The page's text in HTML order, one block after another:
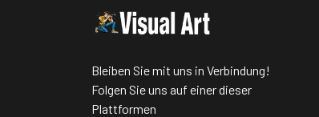
Bleiben Sie mit uns in Verbindung!
Folgen Sie uns auf einer dieser
Plattformen